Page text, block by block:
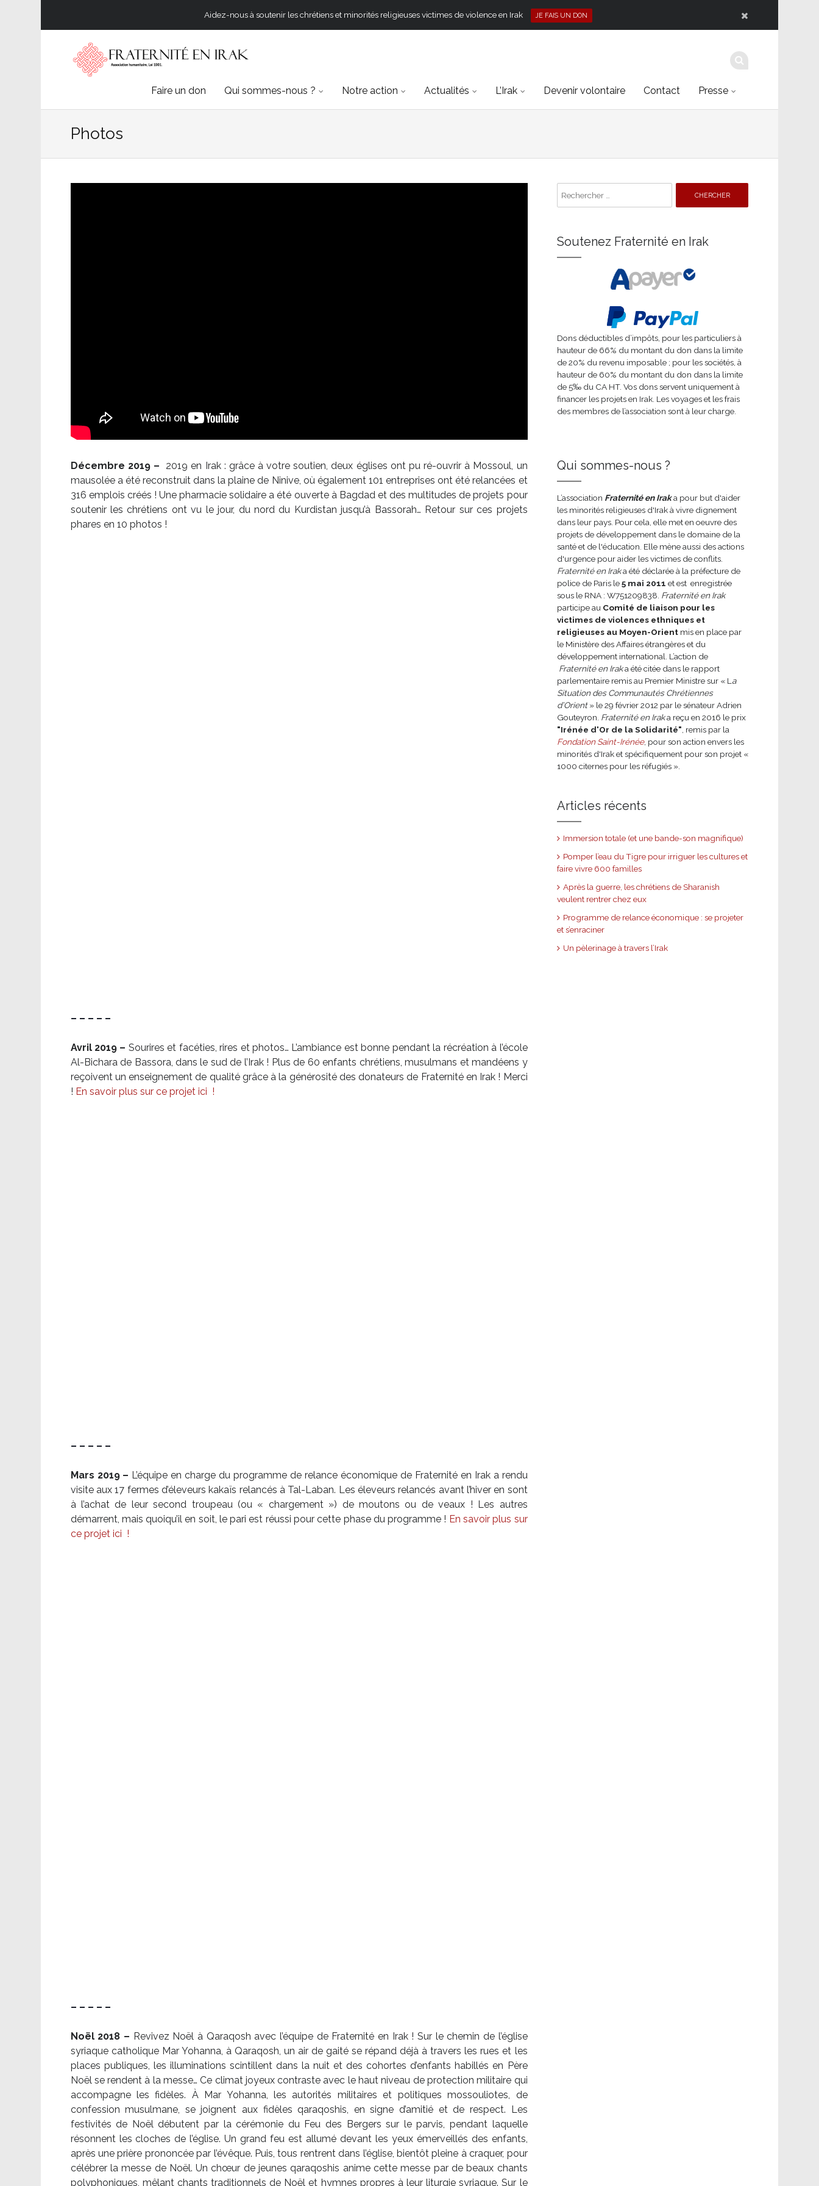
Aidez-nous à soutenir les chrétiens et minorités religieuses victimes de violence en Irak JE FAIS UN DON
Faire un don Qui sommes-nous ? Notre action Actualités L’Irak Devenir volontaire Contact Presse
Photos
Décembre 2019 – 2019 en Irak : grâce à votre soutien, deux églises ont pu ré-ouvrir à Mossoul, un
mausolée a été reconstruit dans la plaine de Ninive, où également 101 entreprises ont été relancées et
316 emplois créés ! Une pharmacie solidaire a été ouverte à Bagdad et des multitudes de projets pour
soutenir les chrétiens ont vu le jour, du nord du Kurdistan jusqu’à Bassorah… Retour sur ces projets
phares en 10 photos !
– – – – –
Avril 2019 – Sourires et facéties, rires et photos… L’ambiance est bonne pendant la récréation à l’école
Al-Bichara de Bassora, dans le sud de l’Irak ! Plus de 60 enfants chrétiens, musulmans et mandéens y
reçoivent un enseignement de qualité grâce à la générosité des donateurs de Fraternité en Irak ! Merci
! En savoir plus sur ce projet ici !
– – – – –
Mars 2019 – L’équipe en charge du programme de relance économique de Fraternité en Irak a rendu
visite aux 17 fermes d’éleveurs kakaïs relancés à Tal-Laban. Les éleveurs relancés avant l’hiver en sont
à l’achat de leur second troupeau (ou « chargement ») de moutons ou de veaux ! Les autres
démarrent, mais quoiqu’il en soit, le pari est réussi pour cette phase du programme ! En savoir plus sur
ce projet ici !
– – – – –
Noël 2018 – Revivez Noël à Qaraqosh avec l’équipe de Fraternité en Irak ! Sur le chemin de l’église
syriaque catholique Mar Yohanna, à Qaraqosh, un air de gaité se répand déjà à travers les rues et les
places publiques, les illuminations scintillent dans la nuit et des cohortes d’enfants habillés en Père
Noël se rendent à la messe… Ce climat joyeux contraste avec le haut niveau de protection militaire qui
accompagne les fidèles. À Mar Yohanna, les autorités militaires et politiques mossouliotes, de
confession musulmane, se joignent aux fidèles qaraqoshis, en signe d’amitié et de respect. Les
festivités de Noël débutent par la cérémonie du Feu des Bergers sur le parvis, pendant laquelle
résonnent les cloches de l’église. Un grand feu est allumé devant les yeux émerveillés des enfants,
après une prière prononcée par l’évêque. Puis, tous rentrent dans l’église, bientôt pleine à craquer, pour
célébrer la messe de Noël. Un chœur de jeunes qaraqoshis anime cette messe par de beaux chants
polyphoniques, mêlant chants traditionnels de Noël et hymnes propres à leur liturgie syriaque. Sur le
Soutenez Fraternité en Irak
Dons déductibles d’impôts, pour les particuliers à
hauteur de 66% du montant du don dans la limite
de 20% du revenu imposable ; pour les sociétés, à
hauteur de 60% du montant du don dans la limite
de 5‰ du CA HT. Vos dons servent uniquement à
financer les projets en Irak. Les voyages et les frais
des membres de l’association sont à leur charge.
Qui sommes-nous ?
L’association Fraternité en Iraka pour but d'aider
les minorités religieuses d'Irak à vivre dignement
dans leur pays. Pour cela, elle met en oeuvre des
projets de développement dans le domaine de la
santé et de l'éducation. Elle mène aussi des actions
d'urgence pour aider les victimes de conflits.
Fraternité en Iraka été déclarée à la préfecture de
police de Paris le5 mai 2011 et est enregistrée
sous le RNA : W751209838. Fraternité en Irak
participe au Comité de liaison pour les
victimes de violences ethniques et
religieuses au Moyen-Orientmis en place par
le Ministère des Affaires étrangères et du
développement international. L’action de
Fraternité en Iraka été citée dans le rapport
parlementaire remis au Premier Ministre sur « L a
Situation des Communautés Chrétiennes
d’Orient» le 29 février 2012 par le sénateur Adrien
Gouteyron. Fraternité en Iraka reçu en 2016 le prix
"Irénée d'Or de la Solidarité" , remis par la
Fondation Saint-Irénée, pour son action envers les
minorités d'Irak et spécifiquement pour son projet «
1000 citernes pour les réfugiés ».
Articles récents
Immersion totale (et une bande-son magnifique)
Pomper l’eau du Tigre pour irriguer les cultures et
faire vivre 600 familles
Après la guerre, les chrétiens de Sharanish
veulent rentrer chez eux
Programme de relance économique : se projeter
et s’enraciner
Un pèlerinage à travers l’Irak